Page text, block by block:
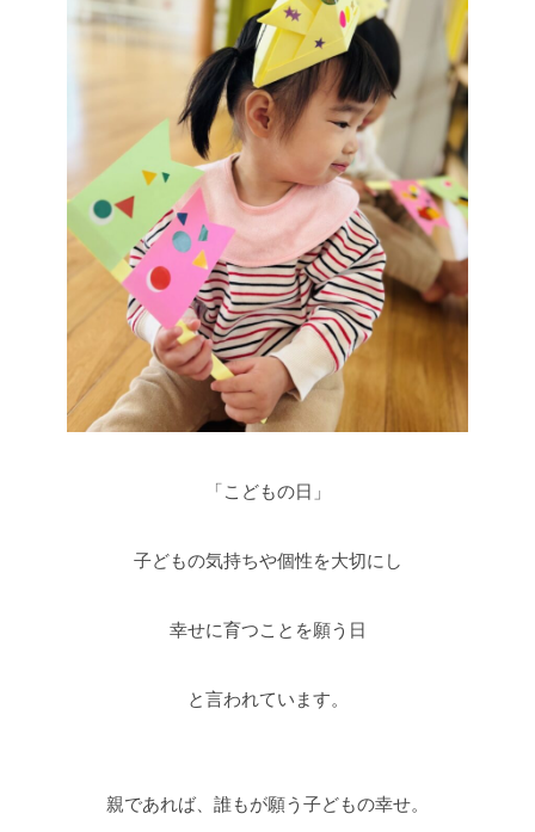
「こどもの日」
子どもの気持ちや個性を大切にし
幸せに育つことを願う日
と言われています。
親であれば、誰もが願う子どもの幸せ。